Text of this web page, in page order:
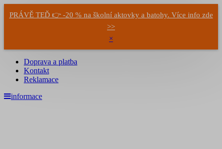
PRÁVĚ TEĎ 👉 -20 % na školní aktovky a batohy. Více info zde
>>
×
Doprava a platba
Kontakt
Reklamace
informace